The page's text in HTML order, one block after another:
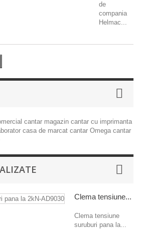
de
compania
Helmac...
cantar magazin cantar cu imprimanta
casa de marcat cantar Omega cantar
Clema tensiune...
Clema tensiune
suruburi pana la...